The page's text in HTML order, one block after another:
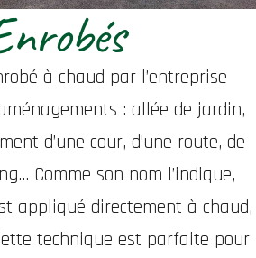
à chaud par l’entreprise
: allée de jardin,
d’une cour, d’une route, de
Comme son nom l’indique,
appliqué directement à chaud,
technique est parfaite pour